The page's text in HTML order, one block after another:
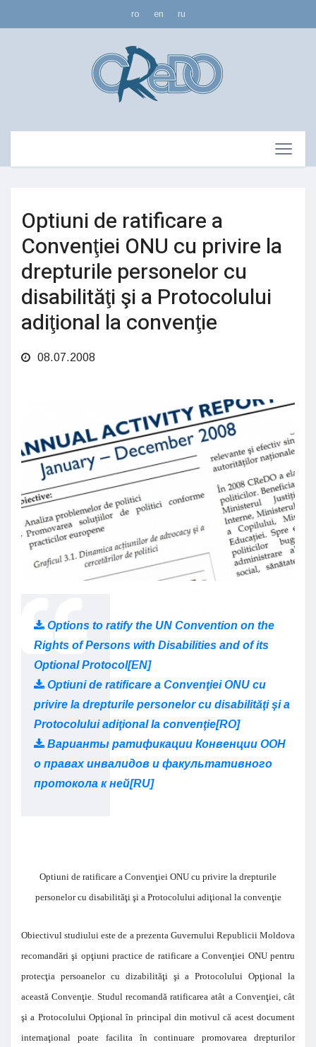
ro en ru
Optiuni de ratificare a
Convenţiei ONU cu privire la
drepturile personelor cu
disabilităţi şi a Protocolului
adiţional la convenţie
08.07.2008
Options to ratify the UN Convention on the
Rights of Persons with Disabilities and of its
Optional Protocol[EN]
Optiuni de ratificare a Convenţiei ONU cu
privire la drepturile personelor cu disabilităţi şi a
Protocolului adiţional la convenţie[RO]
Варианты ратификации Конвенции ООН
о правах инвалидов и факультативного
протокола к ней[RU]
Optiuni de ratificare a Convenţiei ONU cu privire la drepturile
personelor cu disabilităţi şi a Protocolului adiţional la convenţie
Obiectivul studiului este de a prezenta Guvernului Republicii Moldova
recomandări şi opţiuni practice de ratificare a Convenţiei ONU pentru
protecţia persoanelor cu dizabilităţi şi a Protocolului Opţional la
această Convenţie. Studul recomandă ratificarea atât a Convenţiei, cât
şi a Protocolului Opţional în principal din motivul că acest document
internaţional poate facilita în continuare promovarea drepturilor